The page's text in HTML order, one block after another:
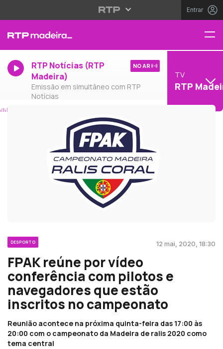
Entrar
RTP Notícias (RTP
Madeira)
Emissão em simultâneo com RTP
Notícias
NO AR
TV
RTP
DESPORTO 12 mai, 2020, 18:30
FPAK reúne por vídeo
conferência com pilotos e
navegadores que estão
inscritos no campeonato
Reunião acontece na próxima quinta-feira das 17:00 às
20:00 com o campeonato da Madeira de ralis 2020 como
tema central